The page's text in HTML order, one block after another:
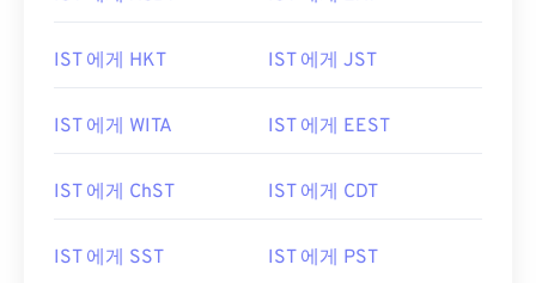
IST 에게 HKT IST 에게 JST
IST 에게 WITA IST 에게 EEST
IST 에게 ChST IST 에게 CDT
IST 에게 SST IST 에게 PST